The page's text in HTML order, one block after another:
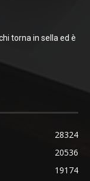
torna in sella ed è
28324
20536
19174